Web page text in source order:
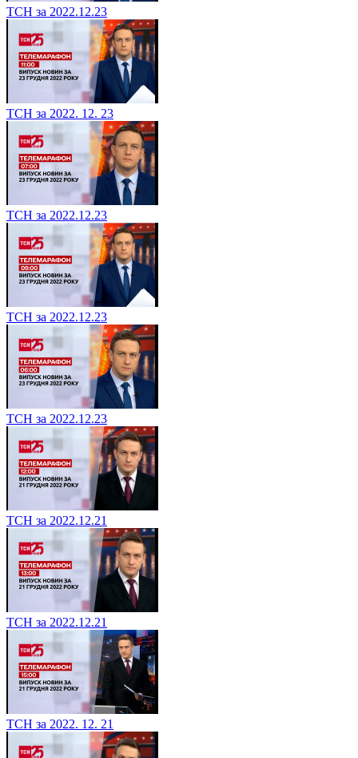
ТСН за 2022.12.23
ТСН за 2022. 12. 23
ТСН за 2022.12.23
ТСН за 2022.12.23
ТСН за 2022.12.23
ТСН за 2022.12.21
ТСН за 2022.12.21
ТСН за 2022. 12. 21